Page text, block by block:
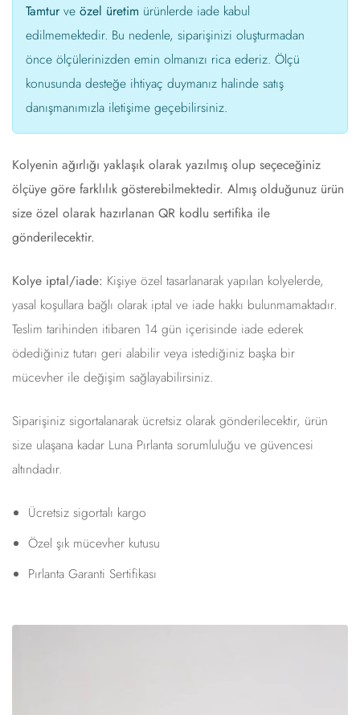
Tamtur ve özel üretim ürünlerde iade kabul
edilmemektedir. Bu nedenle, siparişinizi oluşturmadan
önce ölçülerinizden emin olmanızı rica ederiz. Ölçü
konusunda desteğe ihtiyaç duymanız halinde satış
danışmanımızla iletişime geçebilirsiniz.
Kolyenin ağırlığı yaklaşık olarak yazılmış olup seçeceğiniz
ölçüye göre farklılık gösterebilmektedir. Almış olduğunuz ürün
size özel olarak hazırlanan QR kodlu sertifika ile
gönderilecektir.
Kolye iptal/iade: Kişiye özel tasarlanarak yapılan kolyelerde,
yasal koşullara bağlı olarak iptal ve iade hakkı bulunmamaktadır.
Teslim tarihinden itibaren 14 gün içerisinde iade ederek
ödediğiniz tutarı geri alabilir veya istediğiniz başka bir
mücevher ile değişim sağlayabilirsiniz.
Siparişiniz sigortalanarak ücretsiz olarak gönderilecektir, ürün
size ulaşana kadar Luna Pırlanta sorumluluğu ve güvencesi
altındadır.
Ücretsiz sigortalı kargo
Özel şık mücevher kutusu
Pırlanta Garanti Sertifikası